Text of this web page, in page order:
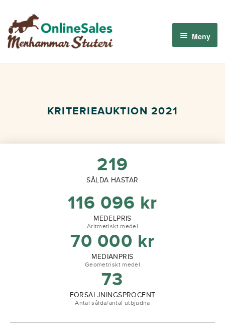
Hoppa
till
navigering
Hoppa
till
innehåll
Meny
KRITERIEAUKTION 2021
219
SÅLDA HÄSTAR
116 096 kr
MEDELPRIS
Aritmetiskt medel
70 000 kr
MEDIANPRIS
Geometriskt medel
73
FÖRSÄLJNINGSPROCENT
Antal sålda/antal utbjudna